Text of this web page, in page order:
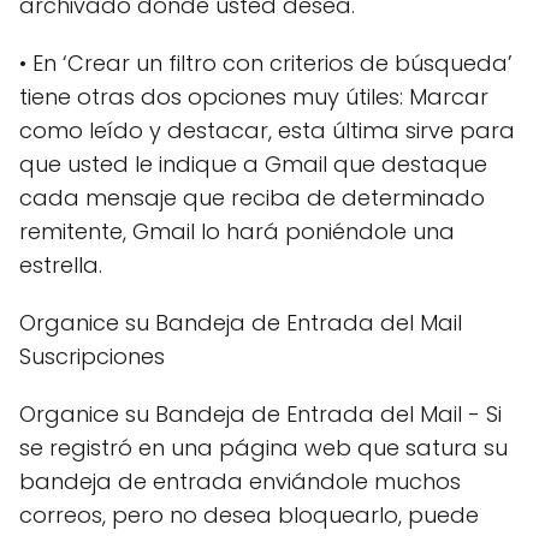
• En ‘Crear un filtro con criterios de búsqueda’
tiene otras dos opciones muy útiles: Marcar
como leído y destacar, esta última sirve para
que usted le indique a Gmail que destaque
cada mensaje que reciba de determinado
remitente, Gmail lo hará poniéndole una
estrella.
Organice su Bandeja de Entrada del Mail
Suscripciones
Organice su Bandeja de Entrada del Mail - Si
se registró en una página web que satura su
bandeja de entrada enviándole muchos
correos, pero no desea bloquearlo, puede